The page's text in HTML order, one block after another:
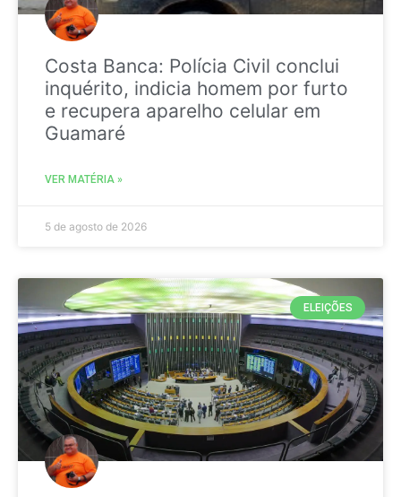
Costa Banca: Polícia Civil conclui
inquérito, indicia homem por furto
e recupera aparelho celular em
Guamaré
VER MATÉRIA »
5 de agosto de 2026
ELEIÇÕES